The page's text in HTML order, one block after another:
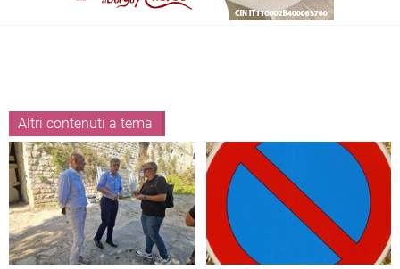
Altri contenuti a tema